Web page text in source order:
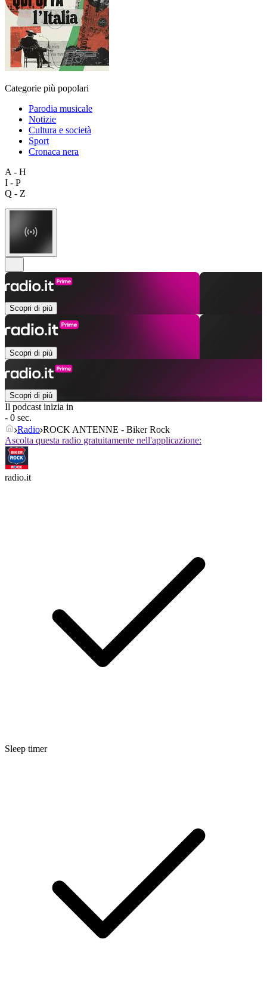
Categorie più popolari
Parodia musicale
Notizie
Cultura e società
Sport
Cronaca nera
A - H
I - P
Q - Z
Scopri di più
Scopri di più
Scopri di più
Il podcast inizia in
- 0 sec.
Radio ROCK ANTENNE - Biker Rock
Ascolta questa radio gratuitamente nell'applicazione:
radio.it
Sleep timer